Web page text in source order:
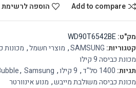
Add to compare הוספה
מק"ט:WD90T6542BE
קטגוריות: SAMSUNG
, מוצרי חשמל, מכונות
מכונת כביסה 9 קילו
תגיות: 1400 סל"ד , 9 קילו ,
, Samsung
מכונת כביסה משולבת מייבש, מנוע אינוורטר